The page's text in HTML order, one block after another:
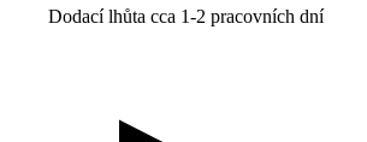
Dodací lhůta cca 1-2 pracovních dní